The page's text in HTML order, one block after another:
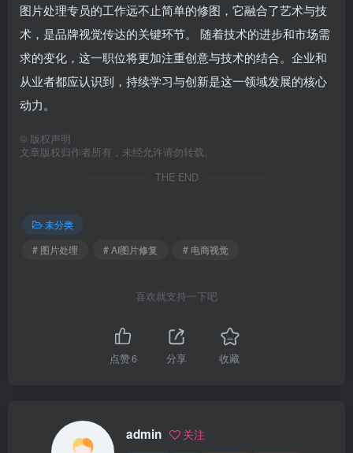
图片处理专员的工作远不止简单的修图，它融合了艺术与技
术，是品牌视觉传达的关键环节。 随着技术的进步和市场需
求的变化，这一职位将更加注重创意与技术的结合。企业和
从业者都应认识到，持续学习与创新是这一领域发展的核心
动力。
© 版权声明
文章版权归作者所有，未经允许请勿转载。
THE END
未分类
# 图片处理
# AI图片修复 # 电商视觉
喜欢就支持一下吧
点赞6 分享 收藏
admin 关注